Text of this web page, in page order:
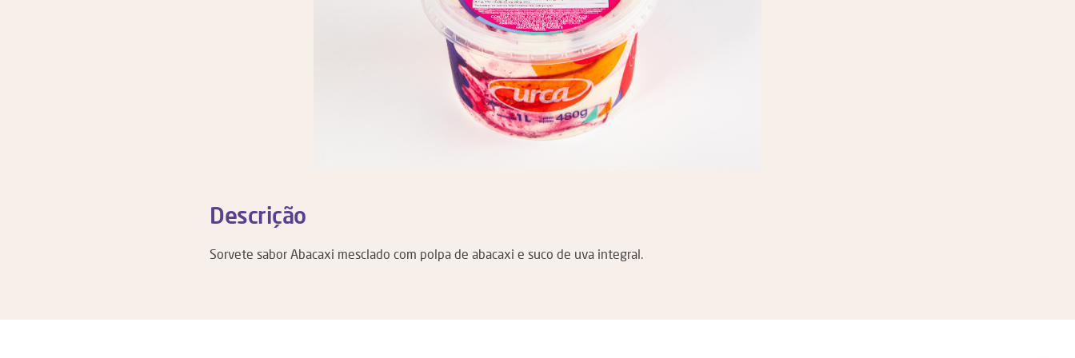
Descrição
Sorvete sabor Abacaxi mesclado com polpa de abacaxi e suco de uva integral.